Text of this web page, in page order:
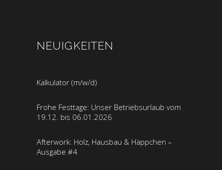
NEUIGKEITEN
Kalkulator (m/w/d)
Frohe Festtage: Unser Betriebsurlaub vom
19.12. bis 06.01.2026
Afterwork: Holz, Hausbau & Häppchen –
Ausgabe #4